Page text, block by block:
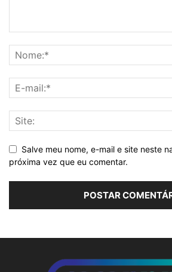
Salve meu nome, e-mail e site neste
próxima vez que eu comentar.